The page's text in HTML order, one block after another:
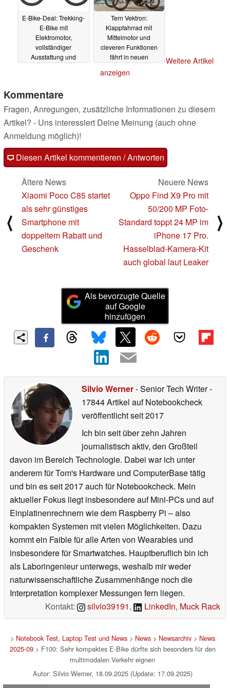
E-Bike-Deal: Trekking-
E-Bike mit
Elektromotor,
vollständiger
Ausstattung und
Tern Vektron:
Klappfahrrad mit
Mittelmotor und
cleveren Funktionen
fährt in neuen
Weitere Artikel
anzeigen
Kommentare
Fragen, Anregungen, zusätzliche Informationen zu diesem
Artikel? - Uns interessiert Deine Meinung (auch ohne
Anmeldung möglich)!
Diesen Artikel kommentieren / Antworten
⟨
Ältere News
Xiaomi Poco C85 startet
als sehr günstiges
Smartphone mit
doppeltem Rabatt und
Geschenk
Neuere News
Oppo Find X9 Pro mit
50/200 MP Foto-
Standard toppt 24 MP im
iPhone 17 Pro.
Hasselblad-Kamera-Kit
auch global laut Leaker
⟩
Als bevorzugte Quelle
auf Google
hinzufügen
Silvio Werner- Senior Tech Writer-
17844 Artikel auf Notebookcheck
veröffentlichtseit 2017
Ich bin seit über zehn Jahren
journalistisch aktiv, den Großteil
davon im Bereich Technologie. Dabei war ich unter
anderem für Tom's Hardware und ComputerBase tätig
und bin es seit 2017 auch für Notebookcheck. Mein
aktueller Fokus liegt insbesondere auf Mini-PCs und auf
Einplatinenrechnern wie dem Raspberry Pi – also
kompakten Systemen mit vielen Möglichkeiten. Dazu
kommt ein Faible für alle Arten von Wearables und
insbesondere für Smartwatches. Hauptberuflich bin ich
als Laboringenieur unterwegs, weshalb mir weder
naturwissenschaftliche Zusammenhänge noch die
Interpretation komplexer Messungen fern liegen.
Kontakt:
silvio39191, LinkedIn, Muck Rack
> Notebook Test, Laptop Test und News> News> Newsarchiv> News
2025-09> F100: Sehr kompaktes E-Bike dürfte sich besonders für den
multimodalen Verkehr eignen
Autor: Silvio Werner, 18.09.2025 (Update: 17.09.2025)